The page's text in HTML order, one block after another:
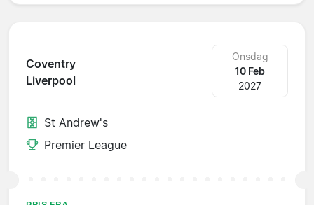
Coventry
Liverpool
Onsdag
10 Feb
2027
St Andrew's
Premier League